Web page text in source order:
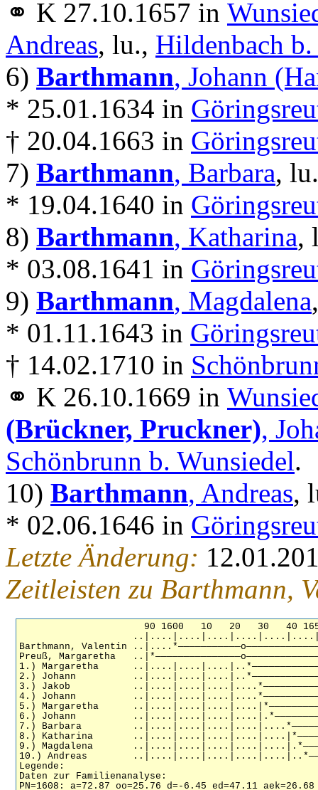
⚭ K 27.10.1657 in
Andreas, lu., Hildenbach
6) Barthmann, Johann
* 25.01.1634 in
† 20.04.1663 in
7) Barthmann, Barbara, lu.
* 19.04.1640 in
8) Barthmann, Katharina,
* 03.08.1641 in
9) Barthmann, Magdalena
* 01.11.1643 in
† 14.02.1710 in
⚭ K 26.10.1669 in
(Brückner, Pruckner),
Schönbrunn b. Wunsiedel.
10) Barthmann, Andreas,
* 02.06.1646 in
Letzte Änderung:
Zeitleisten zu Barthmann,